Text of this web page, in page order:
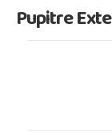
Pupitre